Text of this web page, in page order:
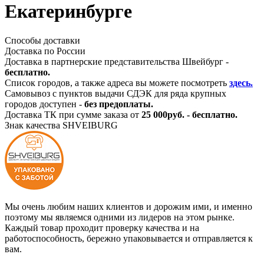
Екатеринбурге
Способы доставки
Доставка по России
Доставка в партнерские представительства Швейбург -
бесплатно.
Список городов, а также адреса вы можете посмотреть здесь.
Самовывоз с пунктов выдачи СДЭК для ряда крупных
городов доступен - без предоплаты.
Доставка ТК при сумме заказа от 25 000руб. - бесплатно.
Знак качества SHVEIBURG
Мы очень любим наших клиентов и дорожим ими, и именно
поэтому мы являемся одними из лидеров на этом рынке.
Каждый товар проходит проверку качества и на
работоспособность, бережно упаковывается и отправляется к
вам.